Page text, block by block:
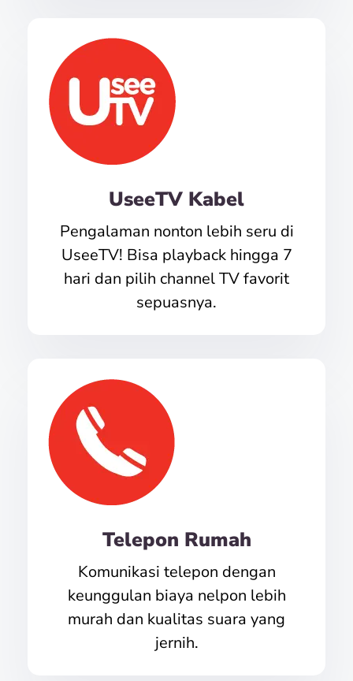
UseeTV Kabel
Pengalaman nonton lebih seru di
UseeTV! Bisa playback hingga 7
hari dan pilih channel TV favorit
sepuasnya.
Telepon Rumah
Komunikasi telepon dengan
keunggulan biaya nelpon lebih
murah dan kualitas suara yang
jernih.